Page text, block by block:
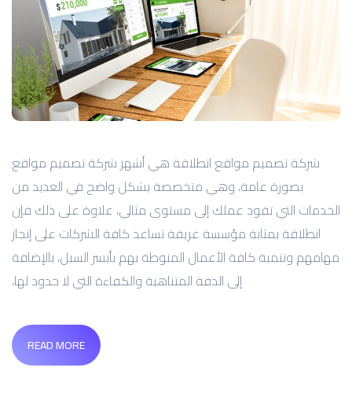
شركة تصميم مواقع انطلاقة هي أشهر شركة تصميم مواقع
بصورة عامة، وهي متخصصة بشكل واضح في العديد من
الخدمات التي تقود عملك إلى مستوى مثالي، علاوة على ذلك فإن
انطلاقة بمثابة مؤسسة عريقة تساعد كافة الشركات على إنجاز
مهامهم وتنمية كافة الأعمال المنوطة بهم بأيسر السبل، بالإضافة
إلى الدقة المتناهية والكفاءة التي لا حدود لها،
READ MORE